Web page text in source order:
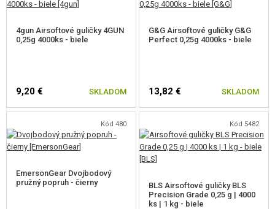
4gun Airsoftové guličky 4GUN
0,25g 4000ks - biele
9,20 € SKLADOM
G&G Airsoftové guličky G&G
Perfect 0,25g 4000ks - biele
13,82 € SKLADOM
Kód 480
EmersonGear Dvojbodový
pružný popruh - čierny
Kód 5482
BLS Airsoftové guličky BLS
Precision Grade 0,25 g | 4000
ks | 1 kg - biele